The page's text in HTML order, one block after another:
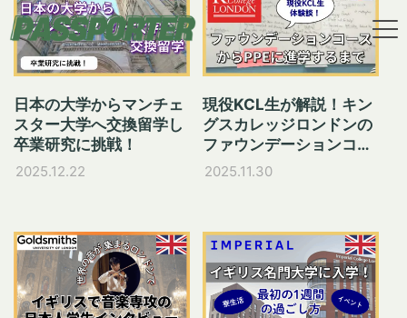
2025
日本の大学からマンチェ
スター大学へ交換留学し
卒業研究に挑戦！
2025.12.22
現役KCL生が解説！キン
グスカレッジロンドンの
ファウンデーションコー
スからPPE学部進学
2025.11.30
×